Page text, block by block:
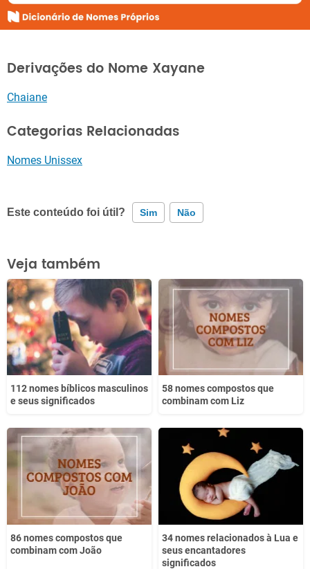
Derivações do Nome Xayane
Chaiane
Categorias Relacionadas
Nomes Unissex
Este conteúdo foi útil? Sim Não
Este conteúdo contém informação incorreta
Este conteúdo não tem a informação que procuro
Outro
Veja também
112 nomes bíblicos masculinos
e seus significados
58 nomes compostos que
combinam com Liz
86 nomes compostos que
combinam com João
34 nomes relacionados à Lua e
seus encantadores
significados